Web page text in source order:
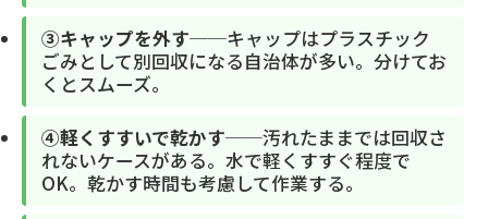
③キャップを外す──キャップはプラスチック
ごみとして別回収になる自治体が多い。分けてお
くとスムーズ。
④軽くすすいで乾かす──汚れたままでは回収さ
れないケースがある。水で軽くすすぐ程度で
OK。乾かす時間も考慮して作業する。